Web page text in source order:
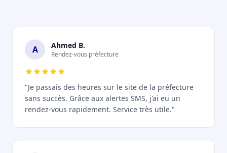
A Ahmed B.
Rendez-vous préfecture
"Je passais des heures sur le site de la préfecture
sans succès. Grâce aux alertes SMS, j'ai eu un
rendez-vous rapidement. Service très utile."